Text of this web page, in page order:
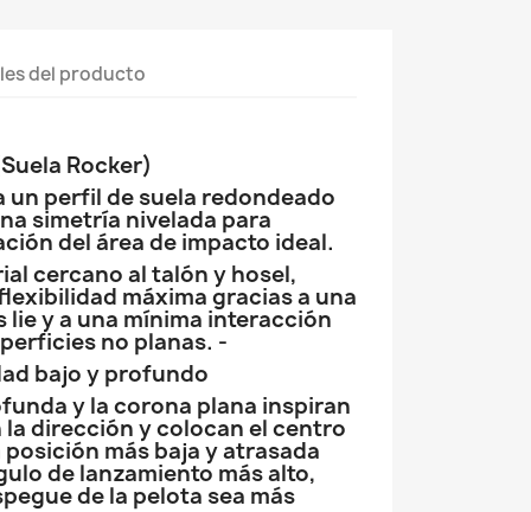
del producto
Rocker)
un perfil de suela redondeado
simetría nivelada para
del área de impacto ideal.
cercano al talón y hosel,
máxima gracias a una
lie y a una mínima interacción
no planas. -
bajo y profundo
y la corona plana inspiran
dirección y colocan el centro
más baja y atrasada
de lanzamiento más alto,
de la pelota sea más